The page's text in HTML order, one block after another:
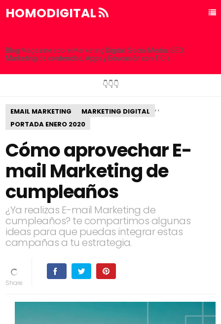
HOMODIGITAL
Blog Magazine sobre Marketing Digital, Social Media, SEO,
Marketing de contenidos, Apps y Educación con TIC´s
👇👇👇
EMAIL MARKETING ,
MARKETING DIGITAL ,
PORTADA ENERO 2020
Cómo aprovechar E-
mail Marketing de
cumpleaños
¿Ya realizas E-mail Marketing de
cumpleaños? te compartimos algunas
ideas para que puedas integrar estas
campañas a tu estrategia.